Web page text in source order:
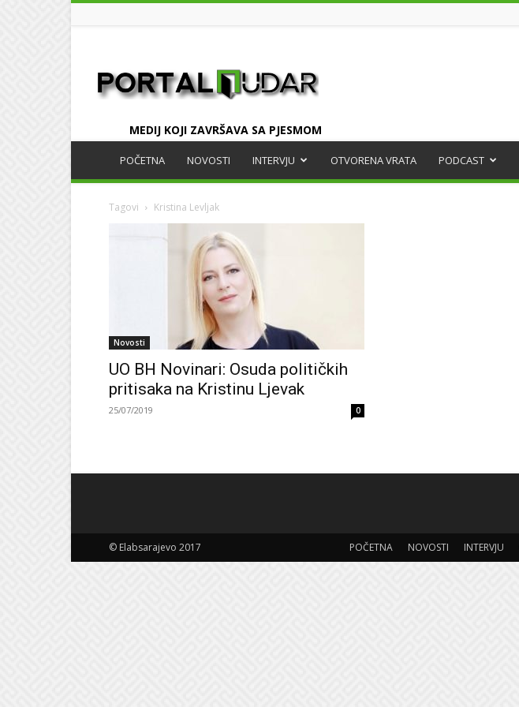
MEDIJ KOJI ZAVRŠAVA SA PJESMOM
POČETNA NOVOSTI INTERVJU OTVORENA VRATA PODCAST
Tagovi Kristina Levljak
Novosti
UO BH Novinari: Osuda političkih
pritisaka na Kristinu Ljevak
25/07/2019 0
POČETNA NOVOSTI INTERVJU
© Elabsarajevo 2017